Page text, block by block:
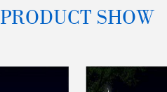
PRODUCT SHOW